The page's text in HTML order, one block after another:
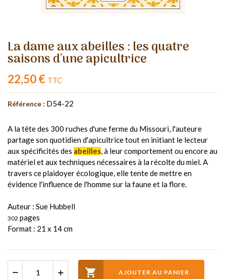
La dame aux abeilles : les quatre
saisons d'une apicultrice
22,50 € TTC
Référence : D54-22
A la tête des 300 ruches d'une ferme du Missouri, l'auteure
partage son quotidien d'apicultrice tout en initiant le lecteur
aux spécificités des abeilles, à leur comportement ou encore au
matériel et aux techniques nécessaires à la récolte du miel. A
travers ce plaidoyer écologique, elle tente de mettre en
évidence l'influence de l'homme sur la faune et la flore.
Auteur : Sue Hubbell
302 pages
Format : 21 x 14 cm
 AJOUTER AU PANIER